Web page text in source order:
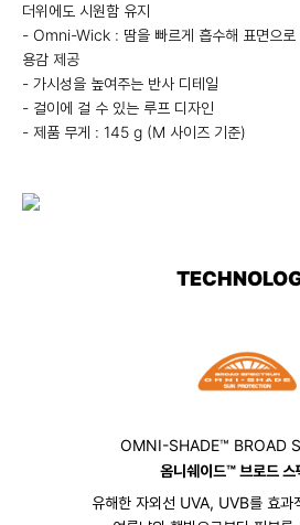
더위에도 시원함 유지
- Omni-Wick : 땀을 빠르게 흡수해 표면으로
용감 제공
- 가시성을 높여주는 반사 디테일
- 걸이에 걸 수 있는 루프 디자인
- 제품 무게 : 145 g (M 사이즈 기준)
OMNI-SHADE™ BROAD
옴니쉐이드™ 브로드 스
유해한 자외선 UVA, UVB를 효과